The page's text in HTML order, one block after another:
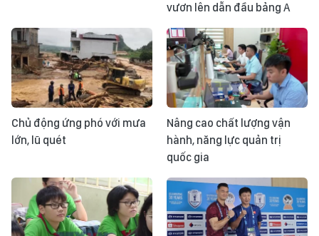
vươn lên dẫn đầu bảng A
Chủ động ứng phó với mưa
lớn, lũ quét
Nâng cao chất lượng vận
hành, năng lực quản trị
quốc gia